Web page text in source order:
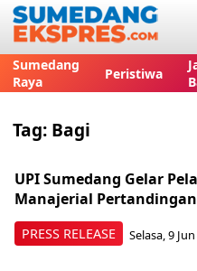
Sumedang
Raya
Peristiwa
Tag: Bagi
PRESS RELEASE
UPI Sumedang Gelar
Manajerial Pertandingan
Selasa, 9